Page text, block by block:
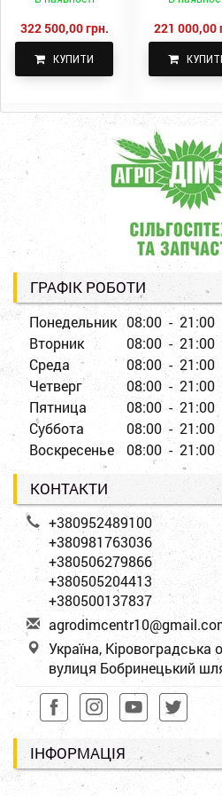
322 500,00 грн.
КУПИТИ
221 000,00
ГРАФІК РОБОТИ
Понедельник 08:00 - 21:00
Вторник
08:00 - 21:00
Среда
08:00 - 21:00
Четверг
08:00 - 21:00
Пятница
08:00 - 21:00
Суббота
08:00 - 21:00
Воскресенье
08:00 - 21:00
КОНТАКТИ
+380952489100
+380981763036
+380506279866
+380505204413
+380500137837
agrodimcentr10@gmail.c
Україна, Кіровоградська
вулиця Бобринецький
ІНФОРМАЦІЯ